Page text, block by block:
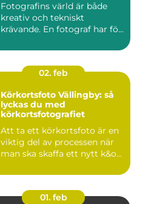
Fotografins värld är både
kreativ och tekniskt
krävande. En fotograf har fö...
02. feb
Körkortsfoto Vällingby: så
lyckas du med
körkortsfotografiet
Att ta ett körkortsfoto är en
viktig del av processen när
man ska skaffa ett nytt k&o...
01. feb